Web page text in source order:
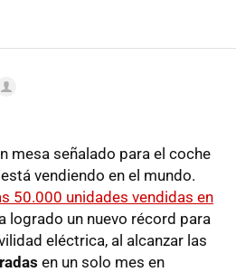
mesa señalado para el coche
vendiendo en el mundo.
50.000 unidades vendidas en
logrado un nuevo récord para
eléctrica, al alcanzar las
en un solo mes en